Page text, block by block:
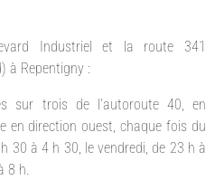
Industriel et la route 341
à Repentigny :
sur trois de l’autoroute 40, en
en direction ouest, chaque fois du
30 à 4 h 30, le vendredi, de 23 h à
8 h.